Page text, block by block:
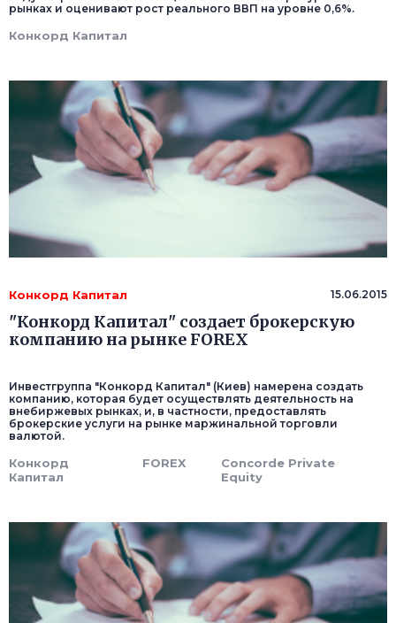
рынках и оценивают рост реального ВВП на уровне 0,6%.
Конкорд Капитал
Конкорд Капитал 15.06.2015
"Конкорд Капитал" создает брокерскую
компанию на рынке FOREX
Инвестгруппа "Конкорд Капитал" (Киев) намерена создать
компанию, которая будет осуществлять деятельность на
внебиржевых рынках, и, в частности, предоставлять
брокерские услуги на рынке маржинальной торговли
валютой.
Конкорд
Капитал
FOREX
Concorde Private
Equity